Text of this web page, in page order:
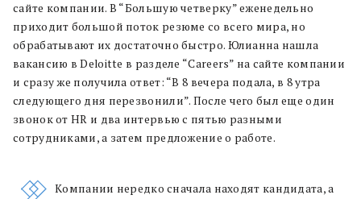
сайте компании. В “Большую четверку” еженедельно
приходит большой поток резюме со всего мира, но
обрабатывают их достаточно быстро. Юлианна нашла
вакансию в Deloitte в разделе “Careers” на сайте компании
и сразу же получила ответ: “В 8 вечера подала, в 8 утра
следующего дня перезвонили”. После чего был еще один
звонок от HR и два интервью с пятью разными
сотрудниками, а затем предложение о работе.
Компании нередко сначала находят кандидата, а